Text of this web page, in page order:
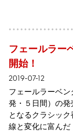
フェールラー
開始！
2019-07-12
フェールラーベン
発・５日間）の発
となるクラシッ
線と変化に富ん